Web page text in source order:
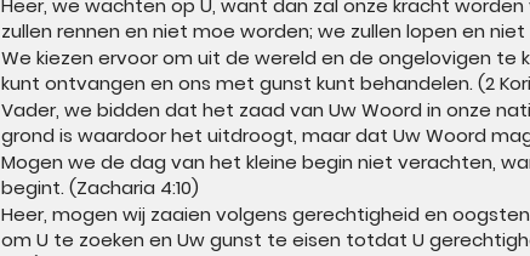
Heer, we wachten op U, want dan zal onze kracht
zullen rennen en niet moe worden; we zullen lopen en niet
We kiezen ervoor om uit de wereld en de ongelovigen te
kunt ontvangen en ons met gunst kunt behandelen. (2
Vader, we bidden dat het zaad van Uw Woord in onze
grond is waardoor het uitdroogt, maar dat Uw Woord
Mogen we de dag van het kleine begin niet verachten,
begint. (Zacharia 4:10)
Heer, mogen wij zaaien volgens gerechtigheid en
om U te zoeken en Uw gunst te eisen totdat U